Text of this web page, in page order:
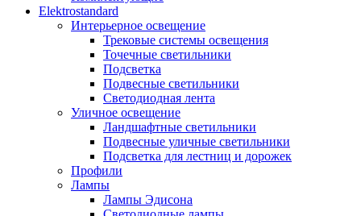
Elektrostandard
Интерьерное освещение
Трековые системы освещения
Точечные светильники
Подсветка
Подвесные светильники
Светодиодная лента
Уличное освещение
Ландшафтные светильники
Подвесные уличные светильники
Подсветка для лестниц и дорожек
Профили
Лампы
Лампы Эдисона